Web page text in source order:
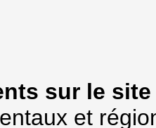
sur le site
et